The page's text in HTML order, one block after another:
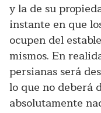
y la de su
instante en que
ocupen del
mismos. En
persianas será
lo que no deberá
absolutamente